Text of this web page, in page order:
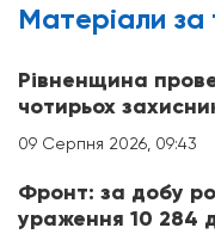
Матерiали за
Рівненщина
чотирьох
09 Серпня 2026, 09:43
Фронт: за добу
ураження 10 284